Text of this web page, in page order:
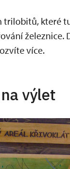
trilobitů, které
více.
výlet